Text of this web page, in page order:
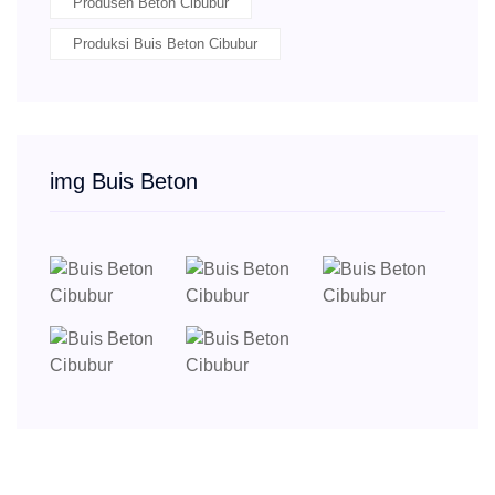
Produksi Buis Beton Cibubur
img Buis Beton